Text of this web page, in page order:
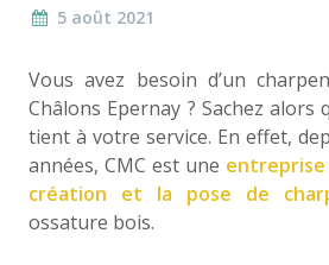
5 août 2021
Vous avez besoin d’un
Châlons Epernay ? Sachez alors
tient à votre service. En effet,
années, CMC est une entreprise
création et la pose de
ossature bois.